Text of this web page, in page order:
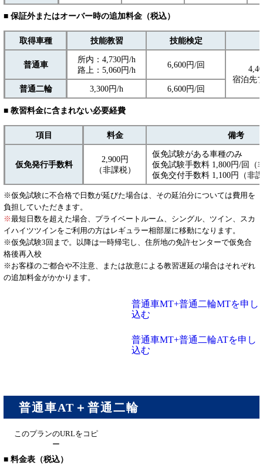
■ 保証外またはオーバー時の追加料金 （税込）
取得車種 技能教習 技能検定
普通車
所内：4,730円/h
路上：5,060円/h
6,600円/回
宿泊先
普通二輪
3,300円/h 6,600円/回
■ 教習料金に含まれない必要経費
項目 料金 備考
仮免発行手数料
2,900円
（非課税）
仮免試験がある車種のみ
仮免試験手数料 1,800円/回（
仮免交付手数料 1,100円（非
※仮免試験に不合格で日数が延びた場合は、その延泊分については費用を
負担していただきます。
※最短日数を超えた場合、プライベートルーム、シングル、ツイン、スカ
イハイツツインをご利用の方はレギュラー相部屋に移動になります。
※仮免試験3回まで。以降は一時帰宅し、住所地の免許センターで仮免合
格後再入校
※お客様のご都合や不注意、または故意による教習遅延の場合はそれぞれ
の追加料金がかかります。
普通車MT+普通二輪MTを申し
込む
普通車MT+普通二輪ATを申し
込む
普通車AT＋普通二輪
このプランのURLをコピ
ー
■ 料金表（税込）